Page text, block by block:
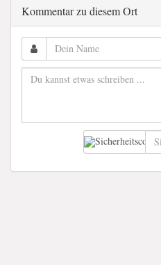
Kommentar zu diesem Ort